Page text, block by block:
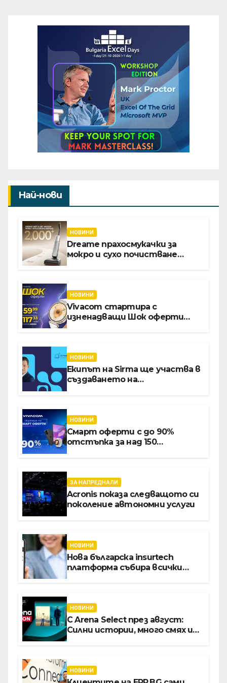
Най-нови
НОВИНИ
Dreame прахосмукачки за
мокро и сухо почистване
НОВИНИ
Vivacom стартира с
изненадващи Шок оферти
НОВИНИ
Екипът на Sirma ще участва в
създаването на
хотелиерството
НОВИНИ
Смарт оферти с до 90%
отстъпка за над 150
ЗА НАПРЕДНАЛИ
Acronis показа следващото си
поколение автономни услуги
НОВИНИ
Нова българска insurtech
платформа събира всички
НОВИНИ
С Arena Select през август:
Силни истории, много смях и
НОВИНИ